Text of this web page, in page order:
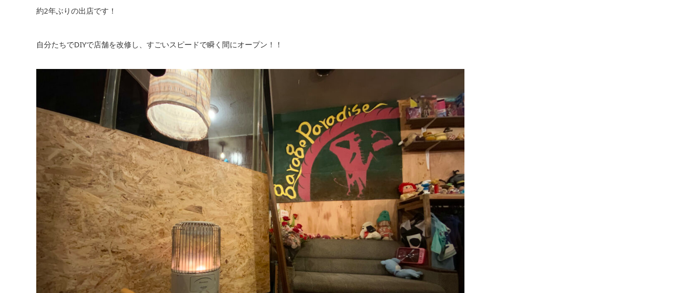
約2年ぶりの出店です！
自分たちでDIYで店舗を改修し、すごいスピードで瞬く間にオープン！！